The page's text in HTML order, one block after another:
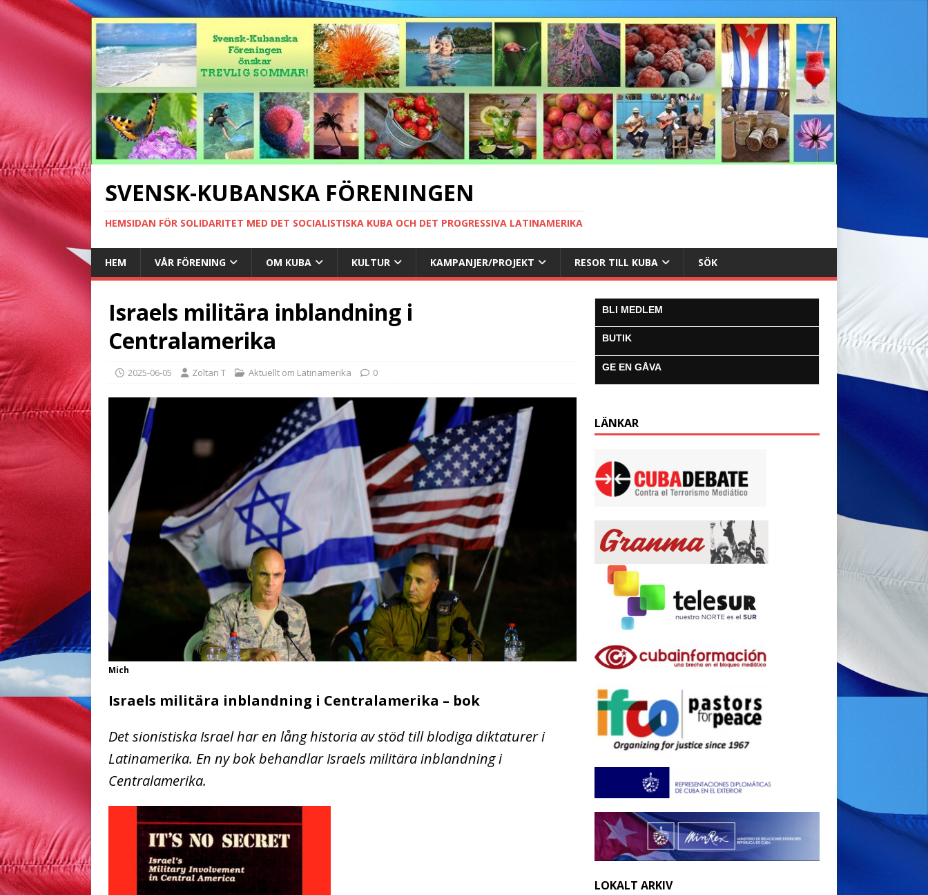
SVENSK-KUBANSKA FÖRENINGEN
HEMSIDAN FÖR SOLIDARITET MED DET SOCIALISTISKA KUBA OCH DET PROGRESSIVA LATINAMERIKA
HEM VÅR FÖRENING OM KUBA KULTUR KAMPANJER/PROJEKT RESOR TILL KUBA SÖK
Israels militära inblandning i
Centralamerika
2025-06-05 Zoltan T Aktuellt om Latinamerika 0
Mich
Israels militära inblandning i Centralamerika – bok
Det sionistiska Israel har en lång historia av stöd till blodiga diktaturer i
Latinamerika. En ny bok behandlar Israels militära inblandning i
Centralamerika.
BLI MEDLEM
BUTIK
GE EN GÅVA
LÄNKAR
LOKALT ARKIV